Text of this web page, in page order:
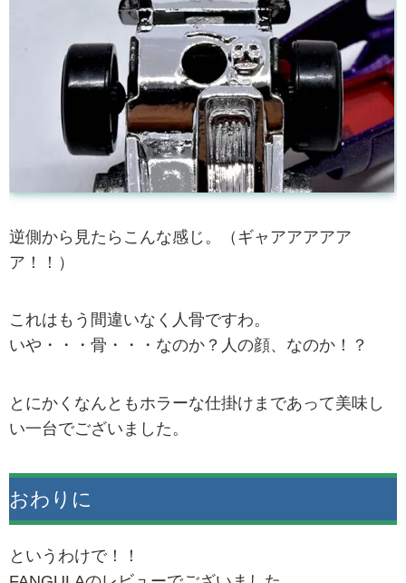
逆側から見たらこんな感じ。（ギャアアアアア
ア！！）
これはもう間違いなく人骨ですわ。
いや・・・骨・・・なのか？人の顔、なのか！？
とにかくなんともホラーな仕掛けまであって美味し
い一台でございました。
おわりに
というわけで！！